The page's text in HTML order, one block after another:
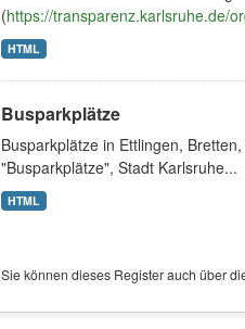
(https://transparenz.karlsruhe.de/
HTML
Busparkplätze
Busparkplätze in Ettlingen,
"Busparkplätze", Stadt Karlsruhe...
HTML
Sie können dieses Register auch über